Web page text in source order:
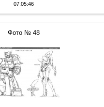
07:05:46
Фото № 48